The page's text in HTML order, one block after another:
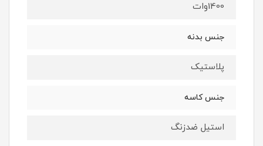
1400وات
جنس بدنه
پلاستیک
جنس کاسه
استیل ضدزنگ